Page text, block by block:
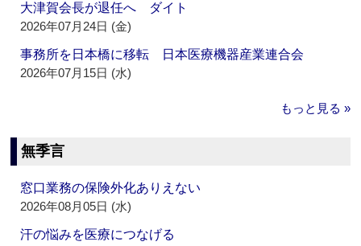
大津賀会長が退任へ ダイト
2026年07月24日 (金)
事務所を日本橋に移転 日本医療機器産業連合会
2026年07月15日 (水)
もっと見る »
無季言
窓口業務の保険外化ありえない
2026年08月05日 (水)
汗の悩みを医療につなげる